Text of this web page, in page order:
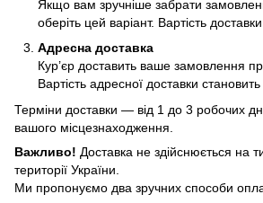
Якщо вам зручніше забрати
оберіть цей варіант. Вартість
Адресна доставка
Кур’єр доставить ваше замовлення
Вартість адресної доставки становить
Терміни доставки — від 1 до 3 робочих
вашого місцезнаходження.
Важливо! Доставка не здійснюється на
території України.
Ми пропонуємо два зручних способи